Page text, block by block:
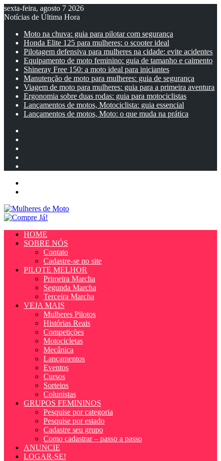
sexta-feira, agosto 7 2026
Notícias de Última Hora
Moto na chuva: guia para pilotar com segurança
Honda Elite 125 para mulheres: o scooter ideal
Pilotagem defensiva para mulheres na cidade: evite acidentes
Equipamento de moto feminino: guia de tamanho e caimento
Shineray Free 150: a moto ideal para iniciantes
Manutenção de moto para mulheres: guia de segurança
Viagem de moto para mulheres: guia para a primeira aventura
Ergonomia sobre duas rodas: guia para motociclistas
Lançamentos de motos, Motociclista: guia essencial
Lançamentos de motos, Moto: o que muda na prática
HOME
SOBRE NÓS
Contato
Cadastre-se no site
PILOTE MELHOR
Primeira Marcha
Segunda Marcha
Terceira Marcha
VEJA MAIS
Mulheres Pilotos
Histórias Reais
Competições
Motocicletas
Mecânica
Lançamentos
Eventos
Cursos
Sorteios
Colunistas
GRUPOS FEMININOS
Pesquise por categoria
Pesquise por estado
Cadastre seu grupo
Como cadastrar – passo a passo
ANUNCIE
LOGAR-SE!